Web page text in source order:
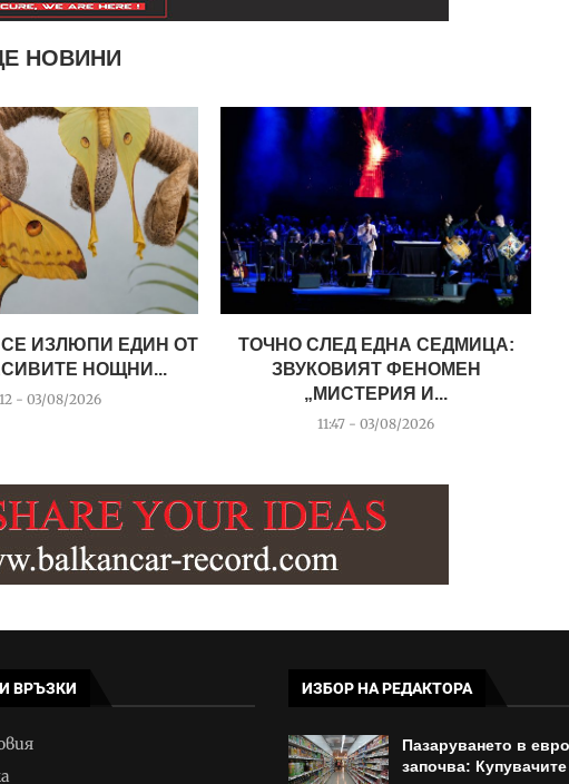
НОВИНИ
ИЗЛЮПИ ЕДИН ОТ
НОЩНИ...
- 03/08/2026
ТОЧНО СЛЕД ЕДНА СЕДМИЦА:
ЗВУКОВИЯТ ФЕНОМЕН
„МИСТЕРИЯ И...
11:47 - 03/08/2026
ВРЪЗКИ ИЗБОР НА РЕДАКТОРА
Пазаруването в евро
започва: